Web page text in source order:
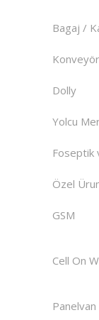
Bagaj /
Konveyör
Dolly
Yolcu
Foseptik
Özel
GSM
Cell On